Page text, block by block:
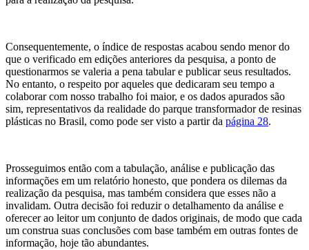
Consequentemente, o índice de respostas acabou sendo menor do
que o verificado em edições anteriores da pesquisa, a ponto de
questionarmos se valeria a pena tabular e publicar seus resultados.
No entanto, o respeito por aqueles que dedicaram seu tempo a
colaborar com nosso trabalho foi maior, e os dados apurados são
sim, representativos da realidade do parque transformador de resinas
plásticas no Brasil, como pode ser visto a partir da página 28.
Prosseguimos então com a tabulação, análise e publicação das
informações em um relatório honesto, que pondera os dilemas da
realização da pesquisa, mas também considera que esses não a
invalidam. Outra decisão foi reduzir o detalhamento da análise e
oferecer ao leitor um conjunto de dados originais, de modo que cada
um construa suas conclusões com base também em outras fontes de
informação, hoje tão abundantes.